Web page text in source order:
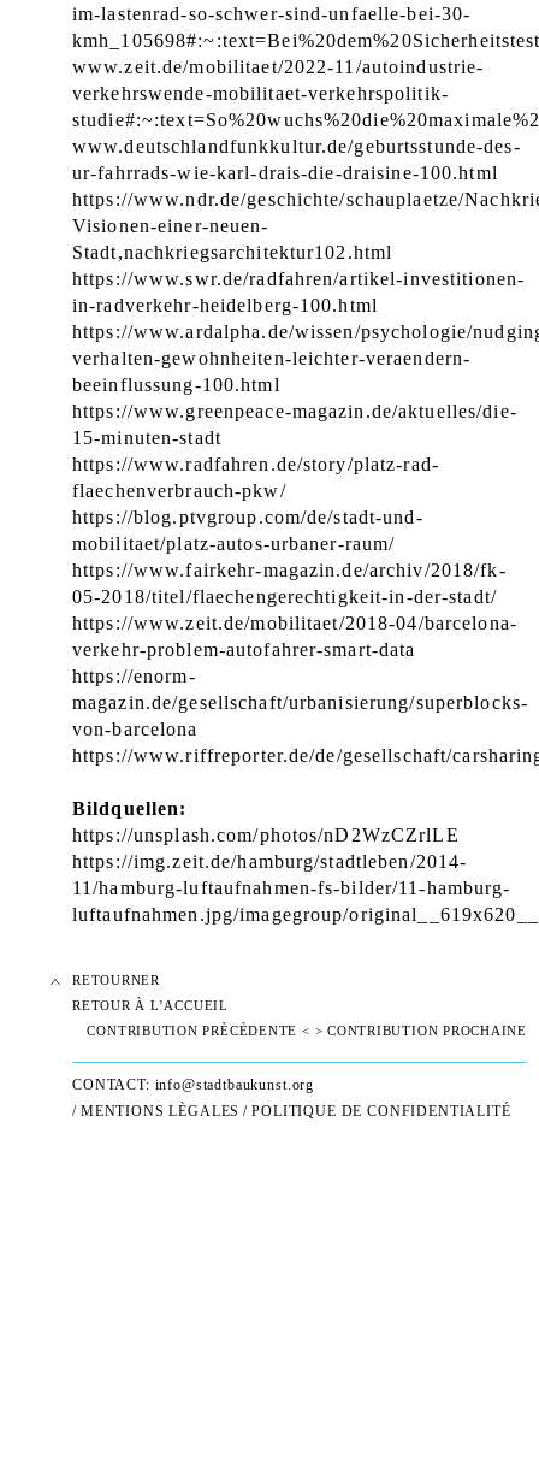
im-lastenrad-so-schwer-sind-unfaelle-bei-30-
www.zeit.de/mobilitaet/2022-11/autoindustrie-
verkehrswende-mobilitaet-verkehrspolitik-
www.deutschlandfunkkultur.de/geburtsstunde-des-
ur-fahrrads-wie-karl-drais-die-draisine-100.html
https://www.ndr.de/geschichte/schauplaetze/
Visionen-einer-neuen-
Stadt,nachkriegsarchitektur102.html
https://www.swr.de/radfahren/artikel-investitionen-
in-radverkehr-heidelberg-100.html
https://www.ardalpha.de/wissen/psychologie/
verhalten-gewohnheiten-leichter-veraendern-
beeinflussung-100.html
https://www.greenpeace-magazin.de/aktuelles/die-
15-minuten-stadt
https://www.radfahren.de/story/platz-rad-
flaechenverbrauch-pkw/
https://blog.ptvgroup.com/de/stadt-und-
mobilitaet/platz-autos-urbaner-raum/
https://www.fairkehr-magazin.de/archiv/2018/fk-
05-2018/titel/flaechengerechtigkeit-in-der-stadt/
https://www.zeit.de/mobilitaet/2018-04/barcelona-
verkehr-problem-autofahrer-smart-data
https://enorm-
magazin.de/gesellschaft/urbanisierung/superblocks-
von-barcelona
https://www.riffreporter.de/de/gesellschaft/
Bildquellen:
https://unsplash.com/photos/nD2WzCZrlLE
https://img.zeit.de/hamburg/stadtleben/2014-
11/hamburg-luftaufnahmen-fs-bilder/11-hamburg-
luftaufnahmen.jpg/imagegroup/
RETOURNER
RETOUR À L’ACCUEIL
CONTRIBUTION PRÈCÈDENTE < > CONTRIBUTION PROCHAINE
CONTACT: info@stadtbaukunst.org
/ MENTIONS LÈGALES / POLITIQUE DE CONFIDENTIALITÉ